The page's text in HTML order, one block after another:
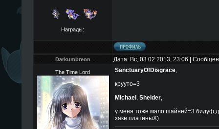
Награды:
Darkumbreon Дата: Вс, 03.02.2013, 23:06 |
The Time Lord SanctuaryOfDisgrace,
крууто=3
Michael , Shelder,
у меня тоже мало шайней=3
хаке платиныX)